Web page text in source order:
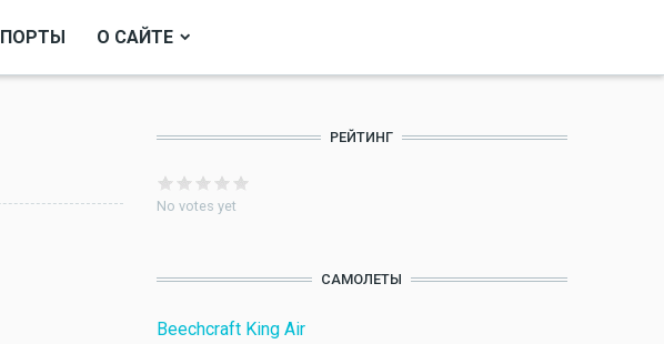
О САЙТЕ
РЕЙТИНГ
No votes yet
САМОЛЕТЫ
Beechcraft King Air